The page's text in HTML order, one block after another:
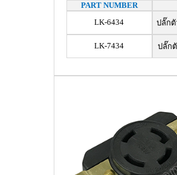
PART NUMBER
LK-6434
ปลั๊กตั
LK-7434 ปลั๊กตั